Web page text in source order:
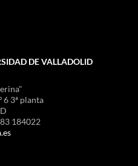
DE VALLADOLID
6 3ª planta
184022